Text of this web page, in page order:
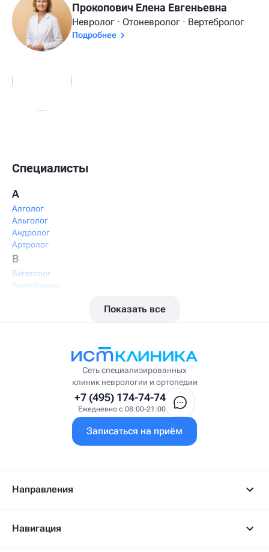
Прокопович Елена Евгеньевна
Невролог · Отоневролог · Вертебролог
Подробнее
Специалисты
А
Алголог
Альголог
Андролог
Артролог
В
Вегетолог
Вертебролог
Висцеральный массажист
Врач интегративной медицины
Врач первичного приёма
Гастроэнтеролог-гепатолог
Гериатр
Гинеколог
Гирудолог
Показать все
Сеть специализированных
клиник неврологии и ортопедии
+7 (495) 174-74-74
Ежедневно с 08:00-21:00
Записаться на приём
Направления
Навигация